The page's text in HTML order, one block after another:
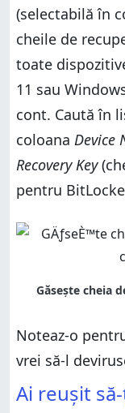
(selectabilă în
cheile de
toate
11 sau
cont. Caută în
coloana Device
Recovery Key
pentru
Noteaz-o
vrei să-l
Ai reușit